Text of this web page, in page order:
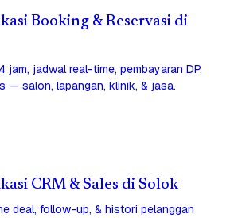
Booking & Reservasi di
jam, jadwal real-time, pembayaran DP,
— salon, lapangan, klinik, & jasa.
CRM & Sales di Solok
deal, follow-up, & histori pelanggan